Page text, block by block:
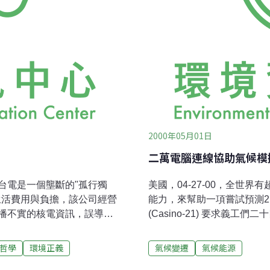
電是一個壟斷的"孤行獨
費用與負擔，該公司經營
不實的核電資訊，誤導與
姓收每度3.3元。這些是
台電高層應該不予留
學 環境正義
2000年05月01日
二萬電腦連線協助氣候
美國，04-27-00，全世界有
能力，來幫助一項嘗試預測
(Casino-21) 要求義工們二
資料。卡新諾-21計畫是由
Laboratory)的太空科學與科
氣候變遷 氣候能源